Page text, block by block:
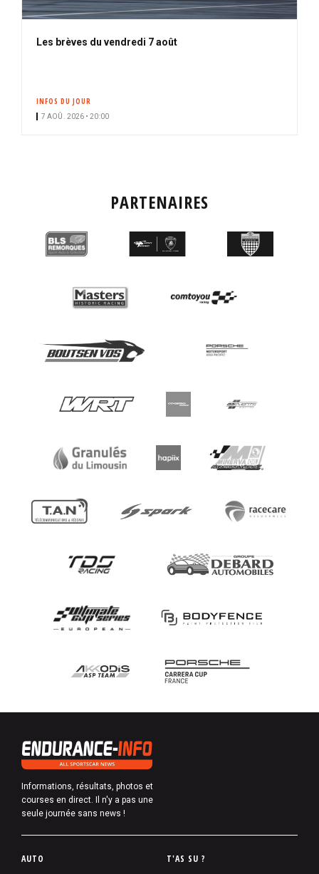
Les brèves du vendredi 7 août
INFOS DU JOUR
7 AOÛ. 2026 • 20:00
PARTENAIRES
Informations, résultats, photos et
courses en direct. Il n'y a pas une
seule journée sans news !
P
AUTO T'AS SU ?